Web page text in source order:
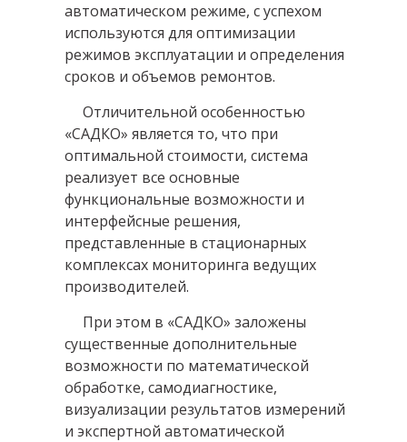
автоматическом режиме, с успехом
используются для оптимизации
режимов эксплуатации и определения
сроков и объемов ремонтов.
Отличительной особенностью
«САДКО» является то, что при
оптимальной стоимости, система
реализует все основные
функциональные возможности и
интерфейсные решения,
представленные в стационарных
комплексах мониторинга ведущих
производителей.
При этом в «САДКО» заложены
существенные дополнительные
возможности по математической
обработке, самодиагностике,
визуализации результатов измерений
и экспертной автоматической